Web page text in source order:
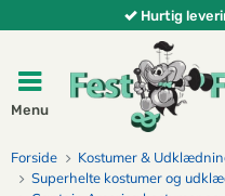
Hurtig
Menu
Forside
Kostumer &
Superhelte kostumer og